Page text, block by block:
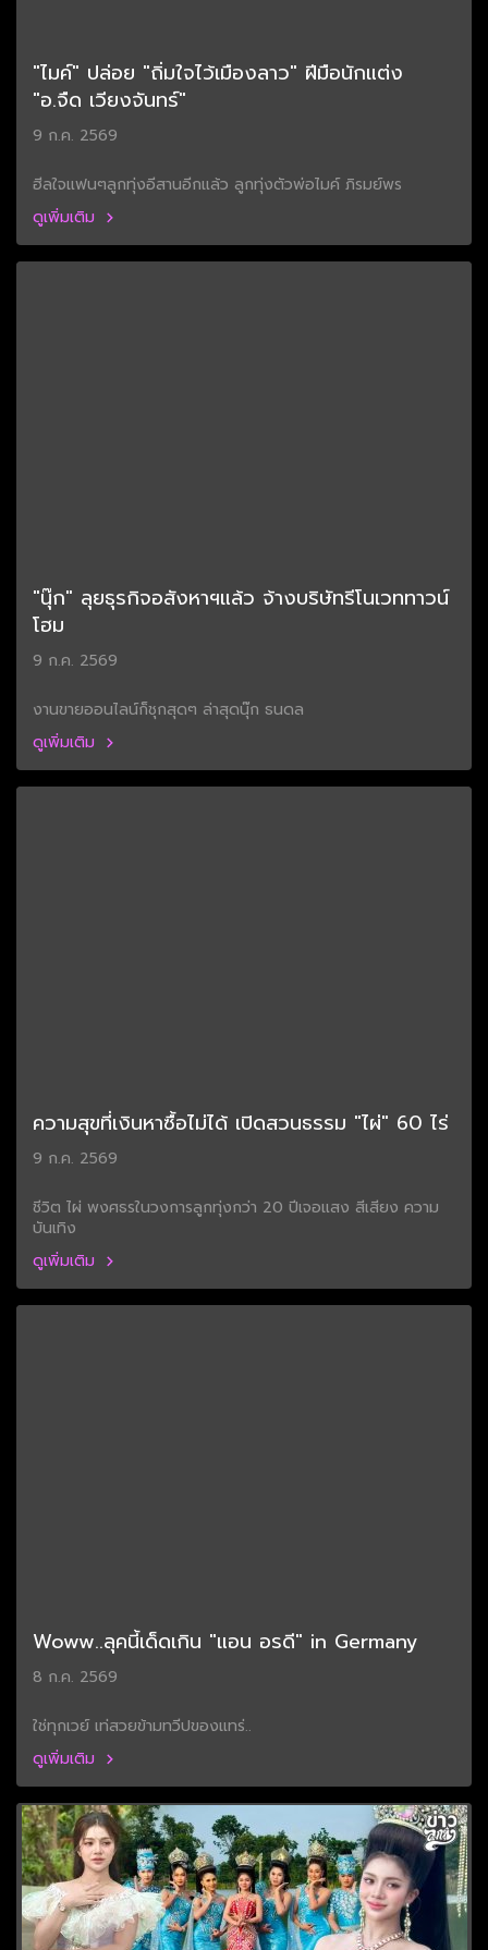
"ไมค์" ปล่อย "ถิ่มใจไว้เมืองลาว" ฝีมือนักแต่ง
"อ.จืด เวียงจันทร์"
9 ก.ค. 2569
ฮีลใจแฟนๆลูกทุ่งอีสานอีกแล้ว ลูกทุ่งตัวพ่อไมค์ ภิรมย์พร
ดูเพิ่มเติม
"นุ๊ก" ลุยธุรกิจอสังหาฯแล้ว จ้างบริษัทรีโนเวททาวน์
โฮม
9 ก.ค. 2569
งานขายออนไลน์ก็ชุกสุดๆ ล่าสุดนุ๊ก ธนดล
ดูเพิ่มเติม
ความสุขที่เงินหาซื้อไม่ได้ เปิดสวนธรรม "ไผ่" 60 ไร่
9 ก.ค. 2569
ชีวิต ไผ่ พงศธรในวงการลูกทุ่งกว่า 20 ปีเจอแสง สีเสียง ความ
บันเทิง
ดูเพิ่มเติม
Woww..ลุคนี้เด็ดเกิน "แอน อรดี" in Germany
8 ก.ค. 2569
ใช่ทุกเวย์ เท่สวยข้ามทวีปของแทร่..
ดูเพิ่มเติม